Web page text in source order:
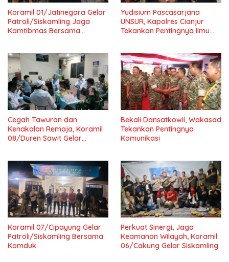
Koramil 01/Jatinegara Gelar
Patroli/Siskamling Jaga
Kamtibmas Bersama
Yudisium Pascasarjana
UNSUR, Kapolres Cianjur
Tekankan Pentingnya Ilmu
Cegah Tawuran dan
Kenakalan Remaja, Koramil
08/Duren Sawit Gelar
Bekali Dansatkowil, Wakasad
Tekankan Pentingnya
Komunikasi
Koramil 07/Cipayung Gelar
Patroli/Siskamling Bersama
Komduk
Perkuat Sinergi, Jaga
Keamanan Wilayah, Koramil
06/Cakung Gelar Siskamling